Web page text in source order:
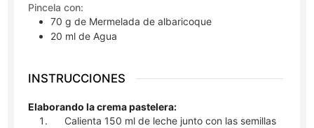
Pincela con:
70 g de Mermelada de albaricoque
20 ml de Agua
INSTRUCCIONES
Elaborando la crema pastelera:
Calienta 150 ml de leche junto con las semillas